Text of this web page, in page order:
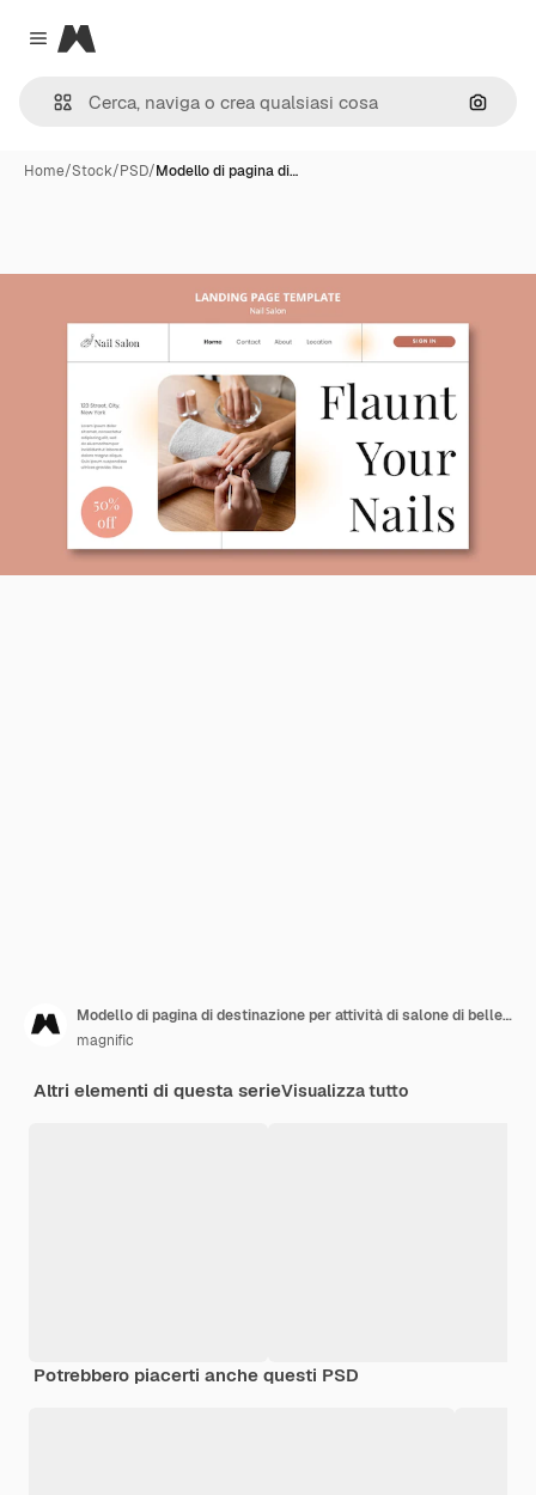
Close menu
Magnific
Cerca
Home/Stock/PSD/Modello di pagina di…
Modello di pagina di destinazione per attività di salone di bellezza
magnific
Altri elementi di questa serieVisualizza tutto
Potrebbero piacerti anche questi PSD